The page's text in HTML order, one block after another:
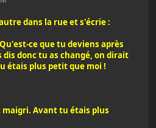
dans la rue et s'écrie :
ce que tu deviens après
dis donc tu as changé, on dirait
étais plus petit que moi !
maigri. Avant tu étais plus